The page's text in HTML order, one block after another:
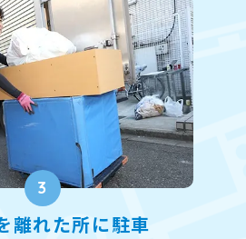
3
離れた所に駐車